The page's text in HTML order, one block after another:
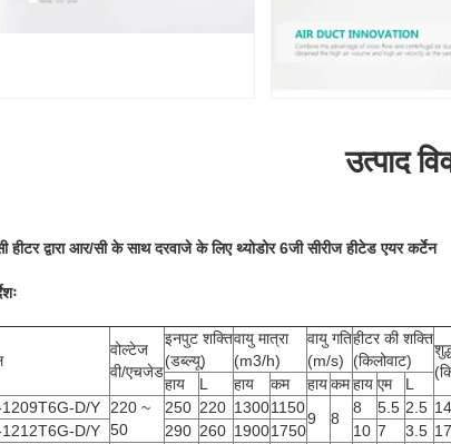
उत्पाद
हीटर द्वारा आर/सी के साथ दरवाजे के लिए थ्योडोर 6जी सीरीज हीटेड एयर कर्टेन
वोल्टेज
वी/एचजेड
इनपुट शक्ति
(डब्ल्यू)
वायु मात्रा
(m3/h)
वायु गति
(m/s)
हीटर की शक्ति
(किलोवाट)
हाय L हाय कम हायकमहाय एम
L
D/Y 220 ~
50
250 220 13001150
9 8
8 5.5 2.5 14
D/Y
290 260 19001750 10 7 3.5